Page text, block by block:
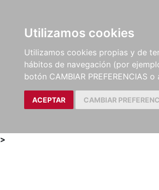
Utilizamos cookies
Utilizamos cookies propias y de
hábitos de navegación (por
botón CAMBIAR PREFERENCIAS
ACEPTAR CAMBIAR
LIBROS
MÉTODOS Y
EJERCICIOS
>